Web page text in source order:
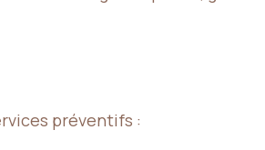
préventifs :